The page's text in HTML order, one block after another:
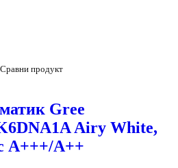
Сравни продукт
Gree
Airy White,
А+++/A++